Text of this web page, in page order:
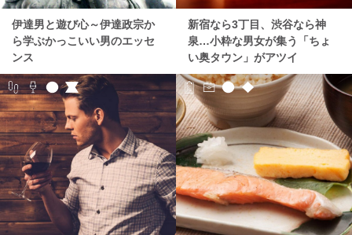
伊達男と遊び心～伊達政宗か
ら学ぶかっこいい男のエッセ
ンス
新宿なら3丁目、渋谷なら神
泉…小粋な男女が集う「ちょ
い奥タウン」がアツイ